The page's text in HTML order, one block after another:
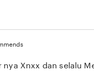
nya Xnxx dan selalu